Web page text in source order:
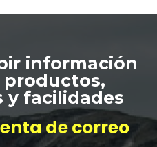
información
y facilidades
de correo